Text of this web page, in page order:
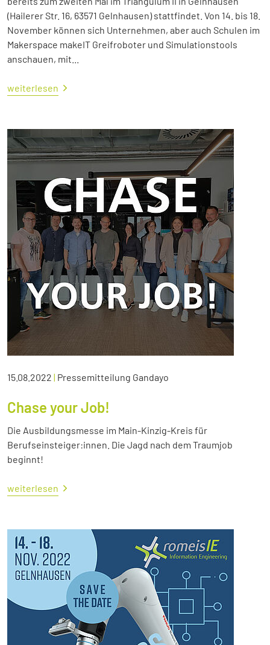
(Hailerer Str. 16, 63571 Gelnhausen) stattfindet. Von 14. bis 18.
November können sich Unternehmen, aber auch Schulen im
Makerspace makeIT Greifroboter und Simulationstools
anschauen, mit...
weiterlesen
15.08.2022 | Pressemitteilung Gandayo
Chase your Job!
Die Ausbildungsmesse im Main-Kinzig-Kreis für
Berufseinsteiger:innen. Die Jagd nach dem Traumjob
beginnt!
weiterlesen